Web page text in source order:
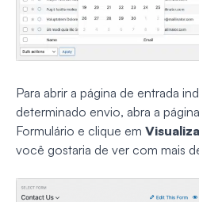
Para abrir a página de entrada
determinado envio, abra a
Formulário e clique em
você gostaria de ver com mais